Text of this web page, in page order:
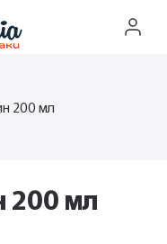
200 мл
200 мл